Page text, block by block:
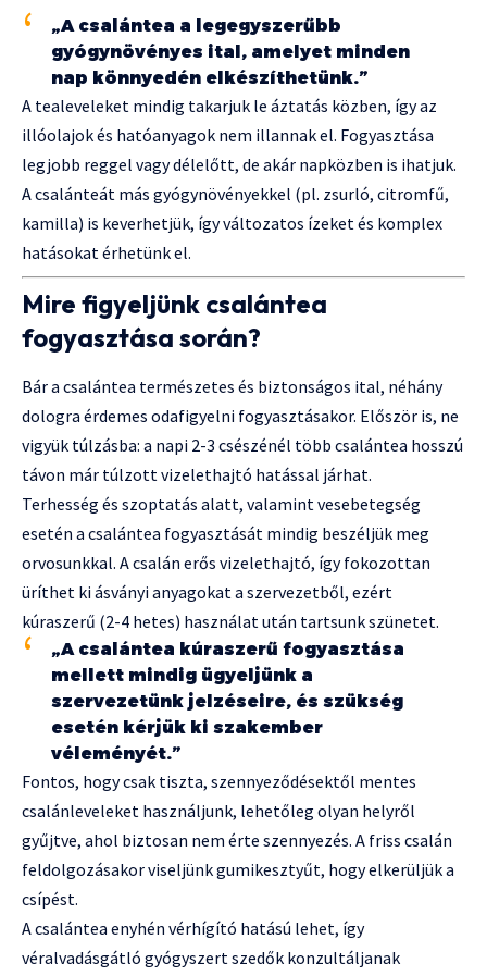
„A csalántea a legegyszerűbb
gyógynövényes ital, amelyet minden
nap könnyedén elkészíthetünk.”
A tealeveleket mindig takarjuk le áztatás közben, így az
illóolajok és hatóanyagok nem illannak el. Fogyasztása
legjobb reggel vagy délelőtt, de akár napközben is ihatjuk.
A csalánteát más gyógynövényekkel (pl. zsurló, citromfű,
kamilla) is keverhetjük, így változatos ízeket és komplex
hatásokat érhetünk el.
Mire figyeljünk csalántea
fogyasztása során?
Bár a csalántea természetes és biztonságos ital, néhány
dologra érdemes odafigyelni fogyasztásakor. Először is, ne
vigyük túlzásba: a napi 2-3 csészénél több csalántea hosszú
távon már túlzott vizelethajtó hatással járhat.
Terhesség és szoptatás alatt, valamint vesebetegség
esetén a csalántea fogyasztását mindig beszéljük meg
orvosunkkal. A csalán erős vizelethajtó, így fokozottan
üríthet ki ásványi anyagokat a szervezetből, ezért
kúraszerű (2-4 hetes) használat után tartsunk szünetet.
„A csalántea kúraszerű fogyasztása
mellett mindig ügyeljünk a
szervezetünk jelzéseire, és szükség
esetén kérjük ki szakember
véleményét.”
Fontos, hogy csak tiszta, szennyeződésektől mentes
csalánleveleket használjunk, lehetőleg olyan helyről
gyűjtve, ahol biztosan nem érte szennyezés. A friss csalán
feldolgozásakor viseljünk gumikesztyűt, hogy elkerüljük a
csípést.
A csalántea enyhén vérhígító hatású lehet, így
véralvadásgátló gyógyszert szedők konzultáljanak